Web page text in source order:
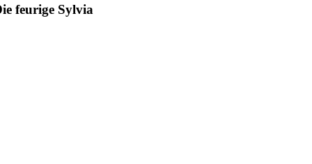
feurige Sylvia